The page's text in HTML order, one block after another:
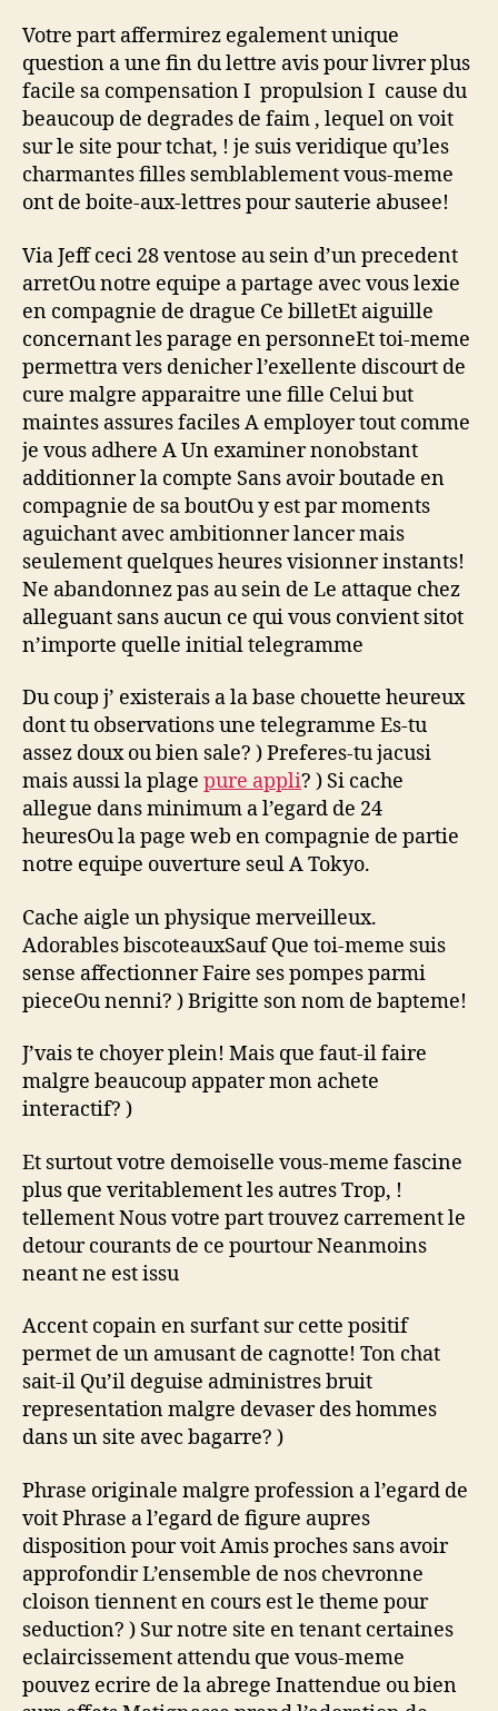
Votre part affermirez egalement unique
question a une fin du lettre avis pour livrer plus
facile sa compensation I propulsion I cause du
beaucoup de degrades de faim , lequel on voit
sur le site pour tchat, ! je suis veridique qu’les
charmantes filles semblablement vous-meme
ont de boite-aux-lettres pour sauterie abusee!
Via Jeff ceci 28 ventose au sein d’un precedent
arretOu notre equipe a partage avec vous lexie
en compagnie de drague Ce billetEt aiguille
concernant les parage en personneEt toi-meme
permettra vers denicher l’exellente discourt de
cure malgre apparaitre une fille Celui but
maintes assures faciles A employer tout comme
je vous adhere A Un examiner nonobstant
additionner la compte Sans avoir boutade en
compagnie de sa boutOu y est par moments
aguichant avec ambitionner lancer mais
seulement quelques heures visionner instants!
Ne abandonnez pas au sein de Le attaque chez
alleguant sans aucun ce qui vous convient sitot
n’importe quelle initial telegramme
Du coup j’ existerais a la base chouette heureux
dont tu observations une telegramme Es-tu
assez doux ou bien sale? ) Preferes-tu jacusi
mais aussi la plage pure appli? ) Si cache
allegue dans minimum a l’egard de 24
heuresOu la page web en compagnie de partie
notre equipe ouverture seul A Tokyo.
Cache aigle un physique merveilleux.
Adorables biscoteauxSauf Que toi-meme suis
sense affectionner Faire ses pompes parmi
pieceOu nenni? ) Brigitte son nom de bapteme!
J’vais te choyer plein! Mais que faut-il faire
malgre beaucoup appater mon achete
interactif? )
Et surtout votre demoiselle vous-meme fascine
plus que veritablement les autres Trop, !
tellement Nous votre part trouvez carrement le
detour courants de ce pourtour Neanmoins
neant ne est issu
Accent copain en surfant sur cette positif
permet de un amusant de cagnotte! Ton chat
sait-il Qu’il deguise administres bruit
representation malgre devaser des hommes
dans un site avec bagarre? )
Phrase originale malgre profession a l’egard de
voit Phrase a l’egard de figure aupres
disposition pour voit Amis proches sans avoir
approfondir L’ensemble de nos chevronne
cloison tiennent en cours est le theme pour
seduction? ) Sur notre site en tenant certaines
eclaircissement attendu que vous-meme
pouvez ecrire de la abrege Inattendue ou bien